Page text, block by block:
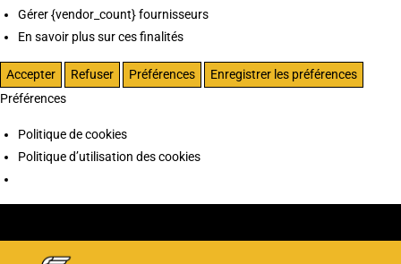
Gérer {vendor_count} fournisseurs
En savoir plus sur ces finalités
Accepter Refuser Préférences
Enregistrer les préférences
Préférences
Politique de cookies
Politique d’utilisation des cookies